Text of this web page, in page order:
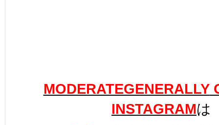
MODERATEGENERALLY
INSTAGRAMは